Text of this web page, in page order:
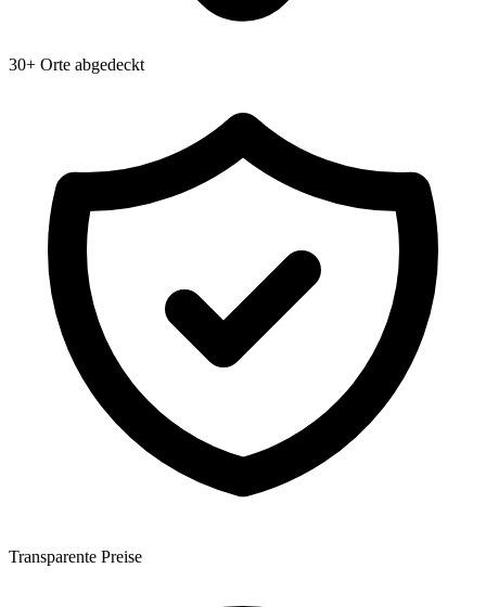
30+ Orte abgedeckt
Transparente Preise